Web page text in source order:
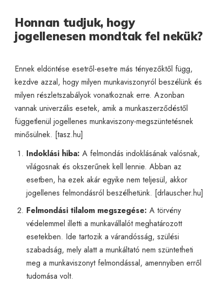
Honnan tudjuk, hogy
jogellenesen mondtak fel nekük?
Ennek eldöntése esetről-esetre más tényezőktől függ,
kezdve azzal, hogy milyen munkaviszonyról beszélünk és
milyen részletszabályok vonatkoznak erre. Azonban
vannak univerzális esetek, amik a munkaszerződéstől
függetlenül jogellenes munkaviszony-megszüntetésnek
minősülnek. [tasz.hu]
Indoklási hiba: A felmondás indoklásának valósnak,
világosnak és okszerűnek kell lennie. Abban az
esetben, ha ezek akár egyike nem teljesül, akkor
jogellenes felmondásról beszélhetünk. [drlauscher.hu]
Felmondási tilalom megszegése: A törvény
védelemmel illetti a munkavállalót meghatározott
esetekben. Ide tartozik a várandósság, szülési
szabadság, mely alatt a munkáltató nem szüntetheti
meg a munkaviszonyt felmondással, amennyiben erről
tudomása volt.